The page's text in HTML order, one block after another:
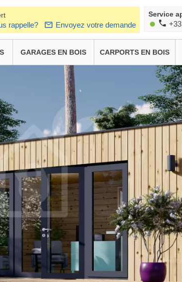
rappelle? Envoyez votre demande
Service
GARAGES EN BOIS CARPORTS EN BOIS